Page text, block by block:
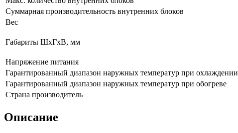
Суммарная производительность внутренних блоков
Вес
Габариты ШхГхВ, мм
Напряжение питания
Гарантированный диапазон наружных температур при охлаждении
Гарантированный диапазон наружных температур при обогреве
Страна производитель
Описание